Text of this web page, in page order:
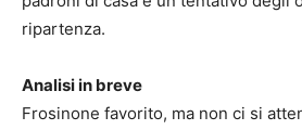
ripartenza.
Analisi in breve
Frosinone favorito, ma non ci si